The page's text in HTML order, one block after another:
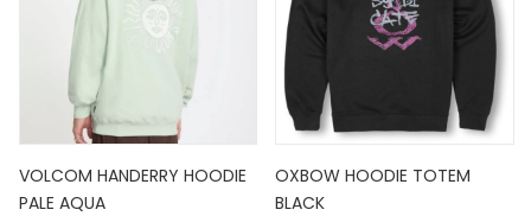
VOLCOM HANDERRY HOODIE
PALE AQUA
OXBOW HOODIE TOTEM
BLACK